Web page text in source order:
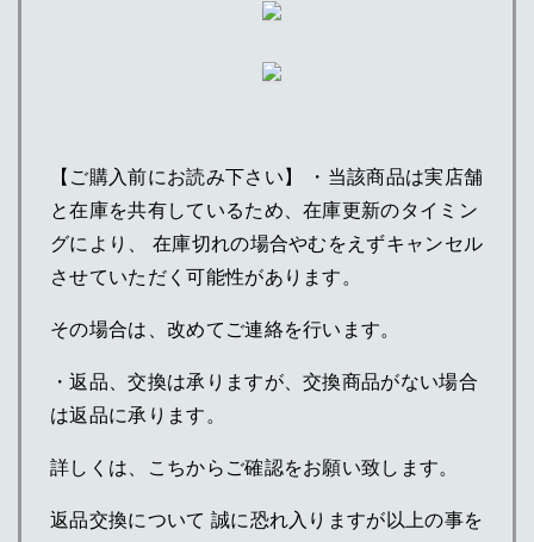
【ご購入前にお読み下さい】 ・当該商品は実店舗
と在庫を共有しているため、在庫更新のタイミン
グにより、 在庫切れの場合やむをえずキャンセル
させていただく可能性があります。
その場合は、改めてご連絡を行います。
・返品、交換は承りますが、交換商品がない場合
は返品に承ります。
詳しくは、こちからご確認をお願い致します。
返品交換について 誠に恐れ入りますが以上の事を